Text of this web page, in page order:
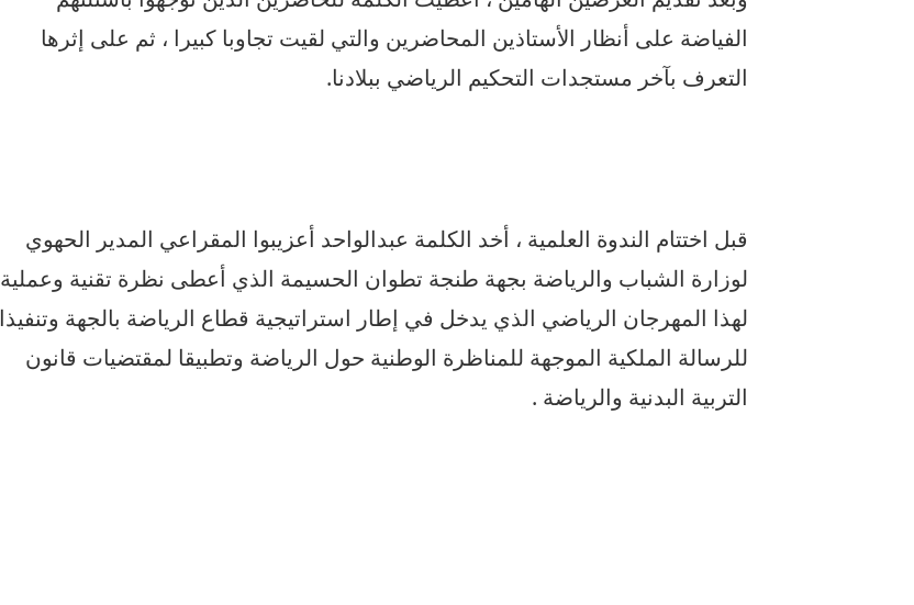
الفياضة على أنظار الأستاذين المحاضرين والتي لقيت تجاوبا كبيرا ، ثم على إثرها
التعرف بآخر مستجدات التحكيم الرياضي ببلادنا.
قبل اختتام الندوة العلمية ، أخد الكلمة عبدالواحد أعزيبوا المقراعي المدير الحهوي
لوزارة الشباب والرياضة بجهة طنجة تطوان الحسيمة الذي أعطى نظرة تقنية وعملية
لهذا المهرجان الرياضي الذي يدخل في إطار استراتيجية قطاع الرياضة بالجهة وتنفيذا
للرسالة الملكية الموجهة للمناظرة الوطنية حول الرياضة وتطبيقا لمقتضيات قانون
التربية البدنية والرياضة .